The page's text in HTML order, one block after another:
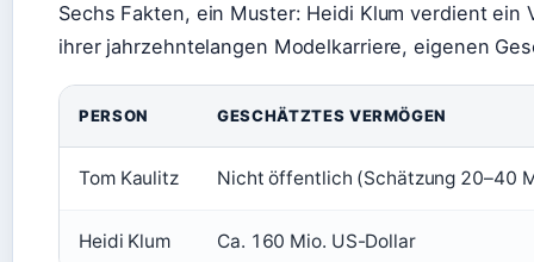
Sechs Fakten, ein Muster: Heidi Klum verdient ein
ihrer jahrzehntelangen Modelkarriere, eigenen
PERSON GESCHÄTZTES VERMÖGEN
Tom Kaulitz Nicht öffentlich (Schätzung 20–40
Heidi Klum Ca. 160 Mio. US-Dollar